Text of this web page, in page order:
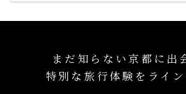
まだ知らない京都に出
特別な旅行体験をライ